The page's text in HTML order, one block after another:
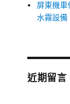
屏東機
水霧設備
近期留言